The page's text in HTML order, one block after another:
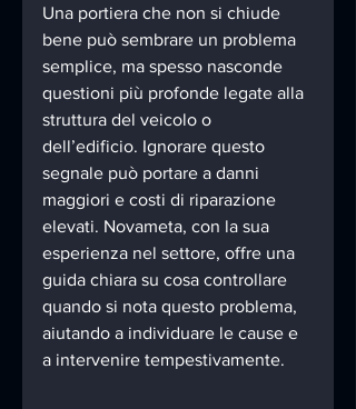
Una portiera che non si chiude
bene può sembrare un problema
semplice, ma spesso nasconde
questioni più profonde legate alla
struttura del veicolo o
dell’edificio. Ignorare questo
segnale può portare a danni
maggiori e costi di riparazione
elevati. Novameta, con la sua
esperienza nel settore, offre una
guida chiara su cosa controllare
quando si nota questo problema,
aiutando a individuare le cause e
a intervenire tempestivamente.